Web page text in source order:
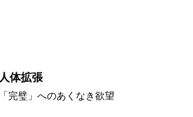
人体拡張
「完璧」へのあくなき欲望